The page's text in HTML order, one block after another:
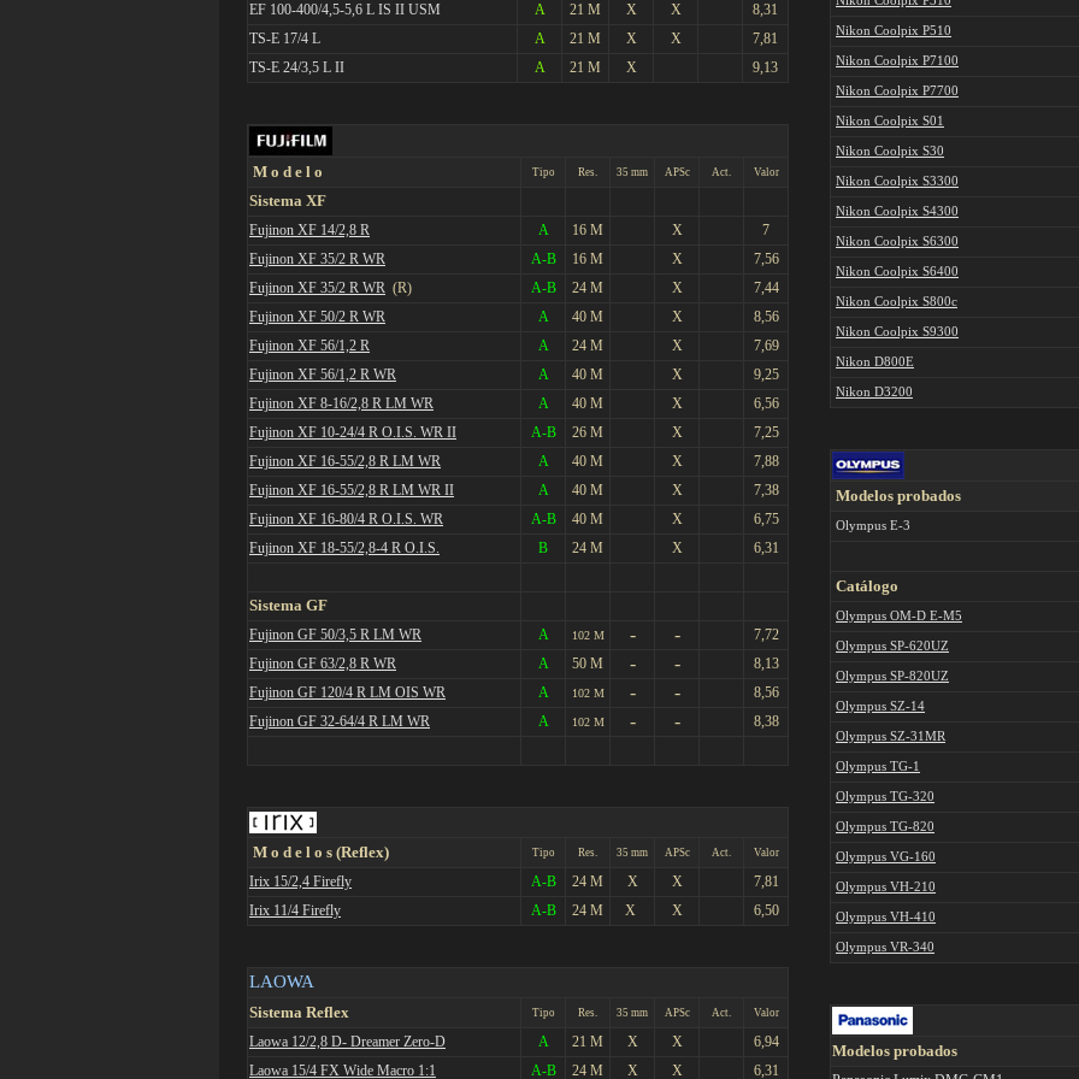
EF 100-400/4,5-5,6 L IS II USM A 21 M X X
8,31
TS-E 17/4 L
A 21 M X X
7,81
TS-E 24/3,5 L II
A 21 M X 9,13
M o d e l o Tipo Res. 35 mm APSc Act. Valor
Sistema XF
Fujinon XF 14/2,8 R A 16 M X
7
Fujinon XF 35/2 R WR
A-B 16 M X
7,56
Fujinon XF 35/2 R WR (R) A-B 24 M X
7,44
Fujinon XF 50/2 R WR
A 40 M X
8,56
Fujinon XF 56/1,2 R
A 24 M X
7,69
Fujinon XF 56/1,2 R WR
A 40 M X
9,25
Fujinon XF 8-16/2,8 R LM WR
A 40 M X
6,56
Fujinon XF 10-24/4 R O.I.S. WR II
A-B 26 M X
7,25
Fujinon XF 16-55/2,8 R LM WR
A 40 M X
7,88
Fujinon XF 16-55/2,8 R LM WR II
A 40 M X
7,38
Fujinon XF 16-80/4 R O.I.S. WR
A-B 40 M X
6,75
Fujinon XF 18-55/2,8-4 R O.I.S.
B 24 M X 6,31
Sistema GF
Fujinon GF 50/3,5 R LM WR A 102 M - -
7,72
Fujinon GF 63/2,8 R WR
A 50 M - -
8,13
Fujinon GF 120/4 R LM OIS WR
A 102 M - -
8,56
Fujinon GF 32-64/4 R LM WR
A 102 M - - 8,38
M o d e l o s (Reflex) Tipo Res. 35 mm APSc Act. Valor
Irix 15/2,4 Firefly A-B 24 M X X
7,81
Irix 11/4 Firefly
A-B 24 M X X 6,50
LAOWA
Sistema Reflex Tipo Res. 35 mm APSc Act. Valor
Laowa 12/2,8 D- Dreamer Zero-D A 21 M X X
6,94
Laowa 15/4 FX Wide Macro 1:1
A-B 24 M X X 6,31
Nikon Coolpix P510
Nikon Coolpix P7100
Nikon Coolpix P7700
Nikon Coolpix S01
Nikon Coolpix S30
Nikon Coolpix S3300
Nikon Coolpix S4300
Nikon Coolpix S6300
Nikon Coolpix S6400
Nikon Coolpix S800c
Nikon Coolpix S9300
Nikon D800E
Nikon D3200
Modelos probados
Olympus E-3
Catálogo
Olympus OM-D E-M5
Olympus SP-620UZ
Olympus SP-820UZ
Olympus SZ-14
Olympus SZ-31MR
Olympus TG-1
Olympus TG-320
Olympus TG-820
Olympus VG-160
Olympus VH-210
Olympus VH-410
Olympus VR-340
Modelos probados